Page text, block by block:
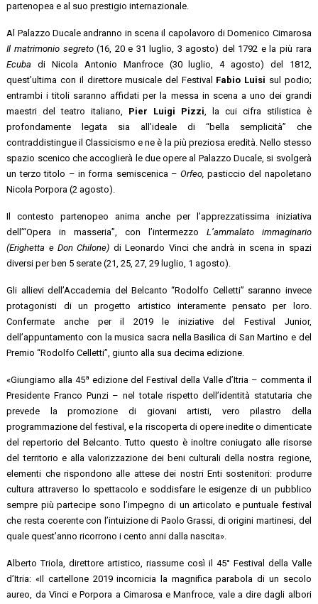
partenopea e al suo prestigio internazionale.
Al Palazzo Ducale andranno in scena il capolavoro di Domenico Cimarosa
Il matrimonio segreto(16, 20 e 31 luglio, 3 agosto) del 1792 e la più rara
Ecuba di Nicola Antonio Manfroce (30 luglio, 4 agosto) del 1812,
quest’ultima con il direttore musicale del Festival Fabio Luisi sul podio;
entrambi i titoli saranno affidati per la messa in scena a uno dei grandi
maestri del teatro italiano, Pier Luigi Pizzi, la cui cifra stilistica è
profondamente legata sia all’ideale di “bella semplicità” che
contraddistingue il Classicismo e ne è la più preziosa eredità. Nello stesso
spazio scenico che accoglierà le due opere al Palazzo Ducale, si svolgerà
un terzo titolo – in forma semiscenica –Orfeo, pasticcio del napoletano
Nicola Porpora (2 agosto).
Il contesto partenopeo anima anche per l’apprezzatissima iniziativa
dell’“Opera in masseria”, con l’intermezzo L’ammalato immaginario
(Erighetta e Don Chilone) di Leonardo Vinci che andrà in scena in spazi
diversi per ben 5 serate (21, 25, 27, 29 luglio, 1 agosto).
Gli allievi dell’Accademia del Belcanto “Rodolfo Celletti” saranno invece
protagonisti di un progetto artistico interamente pensato per loro.
Confermate anche per il 2019 le iniziative del Festival Junior,
dell’appuntamento con la musica sacra nella Basilica di San Martino e del
Premio “Rodolfo Celletti”, giunto alla sua decima edizione.
«Giungiamo alla 45a edizione del Festival della Valle d’Itria – commenta il
Presidente Franco Punzi – nel totale rispetto dell’identità statutaria che
prevede la promozione di giovani artisti, vero pilastro della
programmazione del festival, e la riscoperta di opere inedite o dimenticate
del repertorio del Belcanto. Tutto questo è inoltre coniugato alle risorse
del territorio e alla valorizzazione dei beni culturali della nostra regione,
elementi che rispondono alle attese dei nostri Enti sostenitori: produrre
cultura attraverso lo spettacolo e soddisfare le esigenze di un pubblico
sempre più partecipe sono l’impegno di un articolato e puntuale festival
che resta coerente con l’intuizione di Paolo Grassi, di origini martinesi, del
quale quest’anno ricorrono i cento anni dalla nascita».
Alberto Triola, direttore artistico, riassume così il 45° Festival della Valle
d’Itria: «Il cartellone 2019 incornicia la magnifica parabola di un secolo
aureo, da Vinci e Porpora a Cimarosa e Manfroce, vale a dire dagli albori